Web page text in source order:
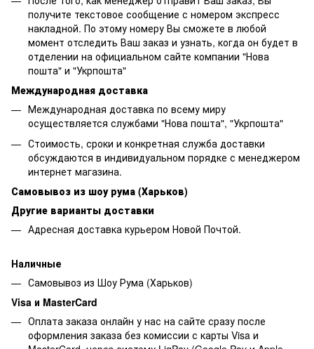
получите текстовое сообщение с номером экспресс
накладной. По этому номеру Вы сможете в любой
момент отследить Ваш заказ и узнать, когда он будет в
отделении на официальном сайте компании "Нова
пошта" и "Укрпошта"
Международная доставка
Международная доставка по всему миру
осуществляется службами "Нова пошта", "Укрпошта"
Стоимость, сроки и конкретная служба доставки
обсуждаются в индивидуальном порядке с менеджером
интернет магазина.
Самовывоз из шоу рума (Харьков)
Другие варианты доставки
Адресная доставка курьером Новой Почтой.
Наличные
Самовывоз из Шоу Рума (Харьков)
Visa и MasterCard
Оплата заказа онлайн у нас на сайте сразу после
оформления заказа без комиссии с карты Visa и